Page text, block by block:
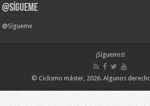
@Sígueme
@Sígueme
¡Síguenos!
© Ciclismo máster, 2026. Algunos